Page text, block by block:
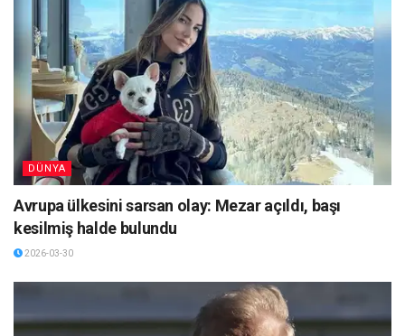
DÜNYA
Avrupa ülkesini sarsan olay: Mezar açıldı, başı
kesilmiş halde bulundu
2026-03-30